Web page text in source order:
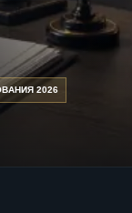
2026